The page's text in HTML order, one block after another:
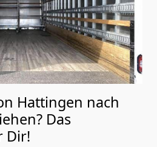
Hattingen nach
Das
Dir!